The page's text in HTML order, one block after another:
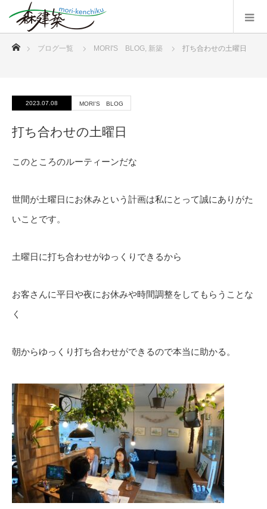
ブログ一覧 MORI'S BLOG, 新築 打ち合わせの土曜日
2023.07.08 MORI'S BLOG
打ち合わせの土曜日
このところのルーティーンだな
世間が土曜日にお休みという計画は私にとって誠にありがた
いことです。
土曜日に打ち合わせがゆっくりできるから
お客さんに平日や夜にお休みや時間調整をしてもらうことな
く
朝からゆっくり打ち合わせができるので本当に助かる。